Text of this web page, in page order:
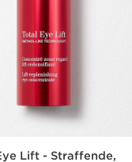
Lift - Straffende,